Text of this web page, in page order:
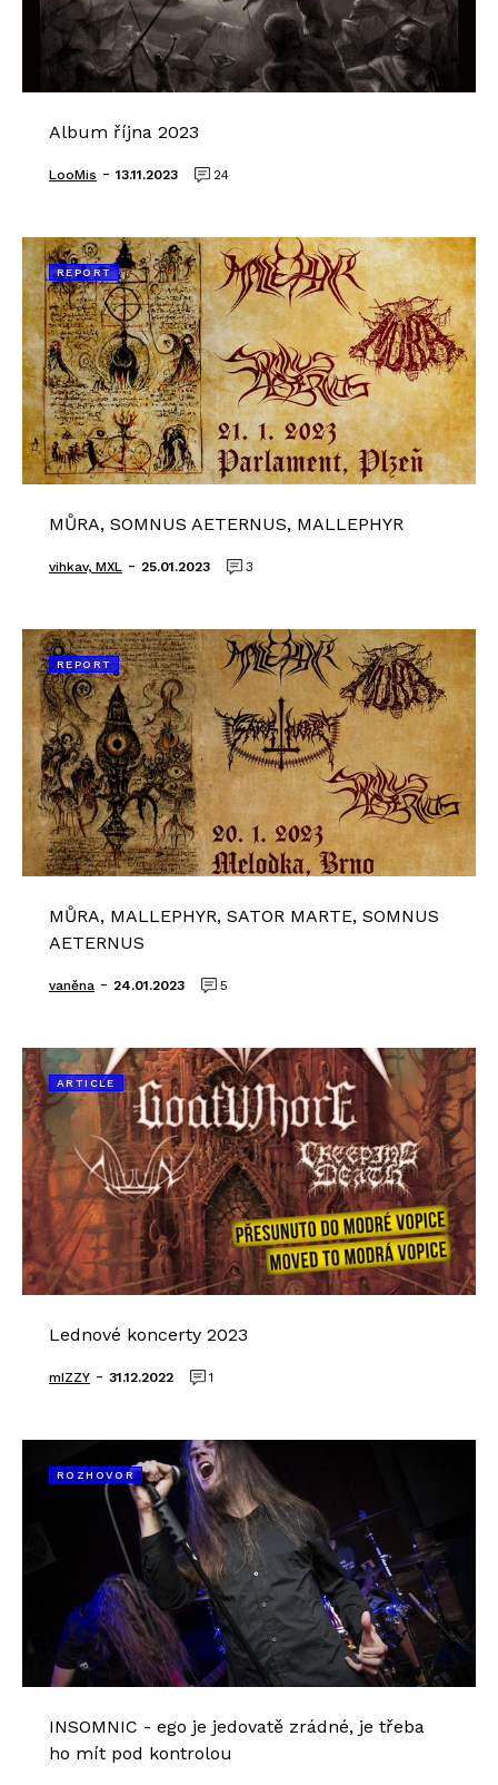
Album října 2023
LooMis - 13.11.2023 24
REPORT
MŮRA, SOMNUS AETERNUS, MALLEPHYR
vihkav, MXL - 25.01.2023 3
REPORT
MŮRA, MALLEPHYR, SATOR MARTE, SOMNUS
AETERNUS
vaněna - 24.01.2023 5
ARTICLE
Lednové koncerty 2023
mIZZY - 31.12.2022 1
ROZHOVOR
INSOMNIC - ego je jedovatě zrádné, je třeba
ho mít pod kontrolou